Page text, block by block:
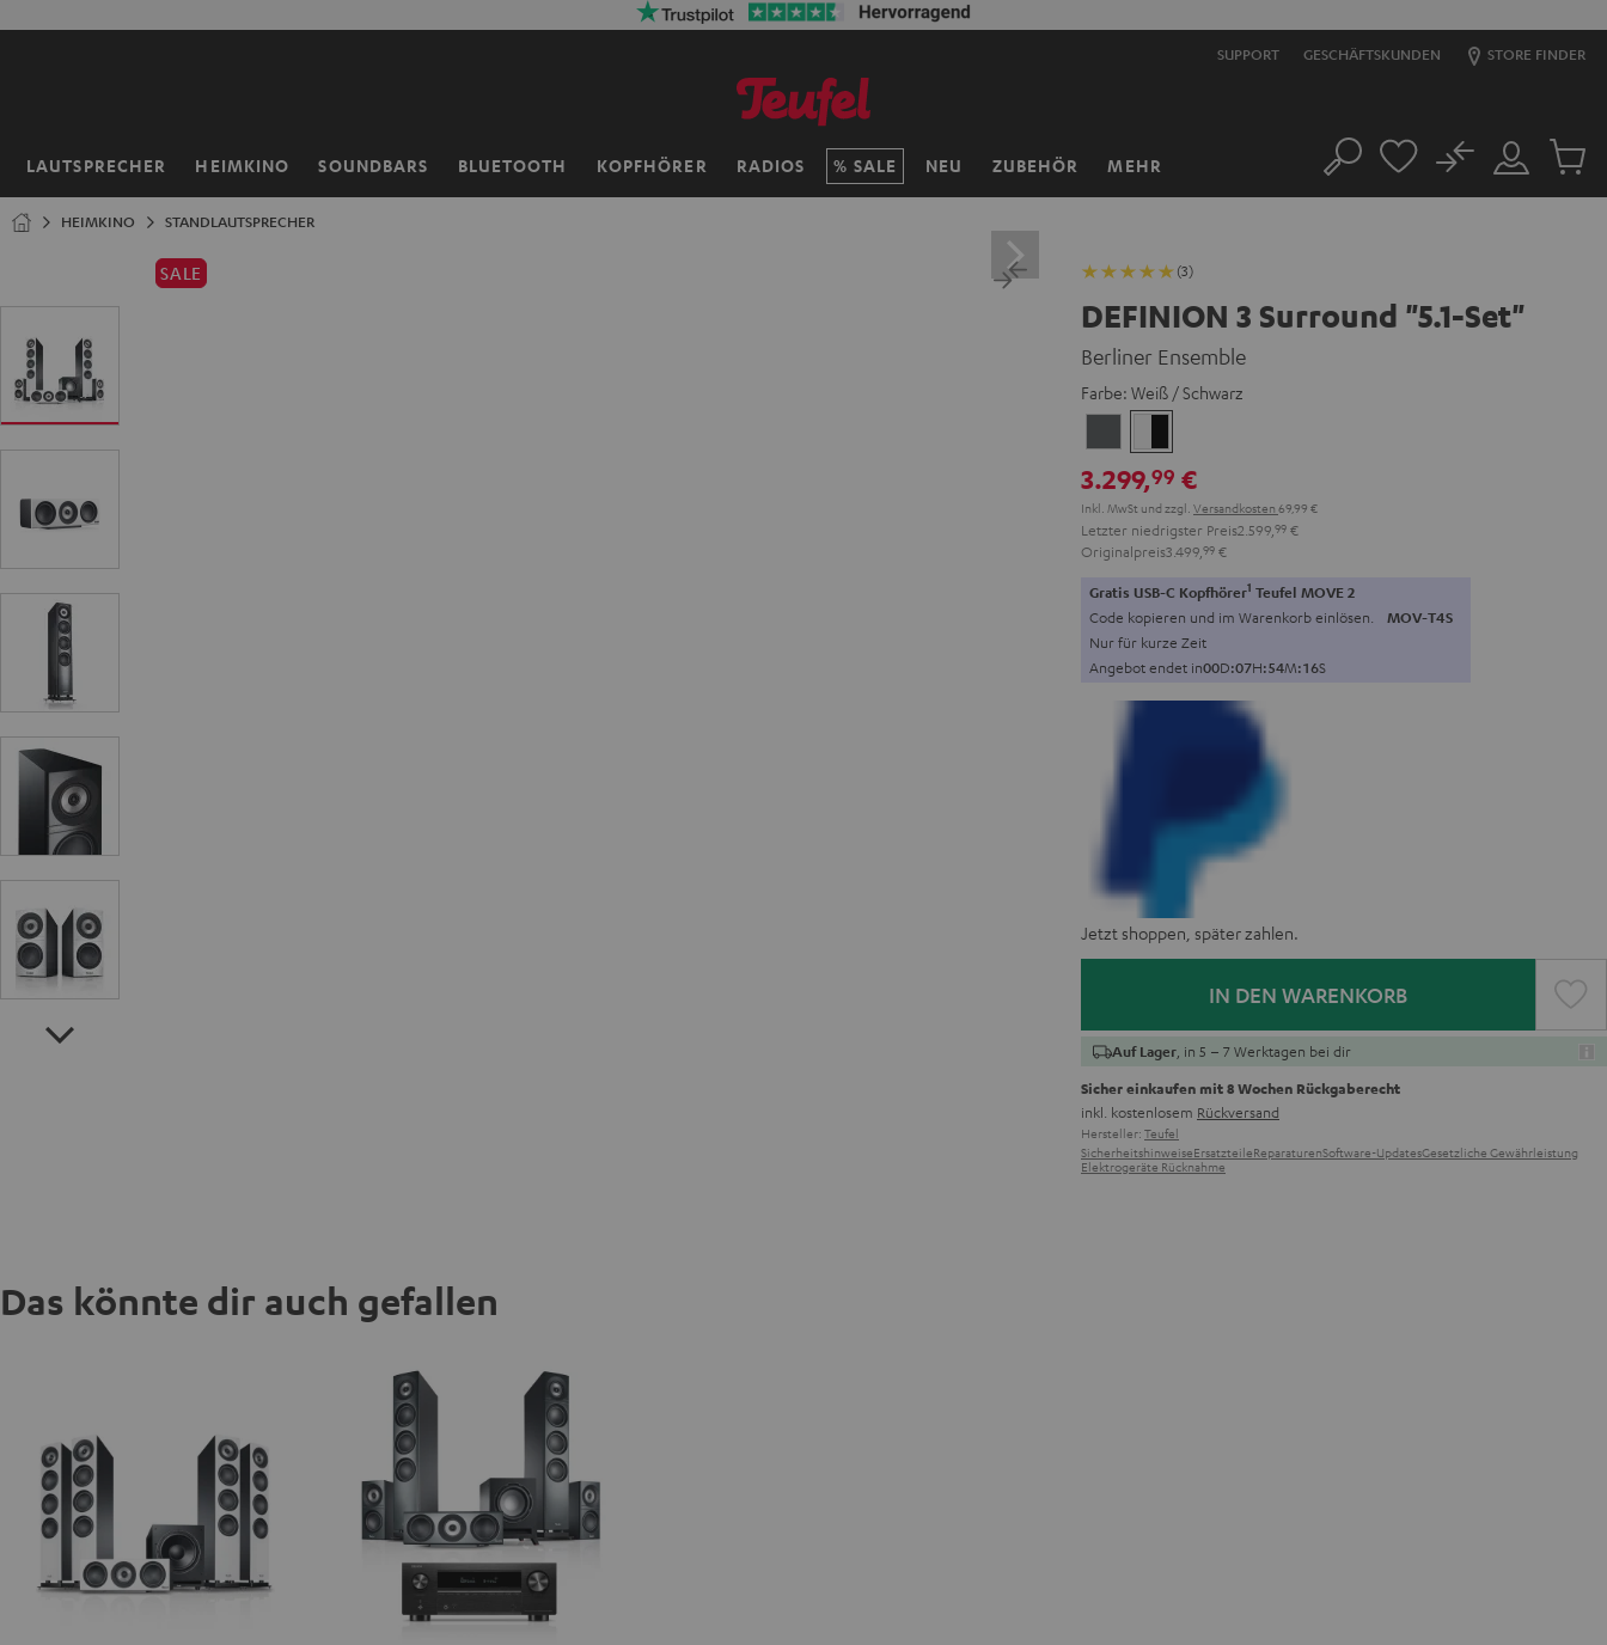
SUPPORT GESCHÄFTSKUNDEN STORE FINDER
LAUTSPRECHER HEIMKINO SOUNDBARS BLUETOOTH KOPFHÖRER RADIOS SALE NEU ZUBEHÖR MEHR
Startseite Suche
Mein
Konto
No
Artikel
HEIMKINO STANDLAUTSPRECHER
SALE (3)
DEFINION 3 Surround "5.1-Set"
Berliner Ensemble
Farbe: Weiß / Schwarz
/
Schwarz
3.299,99 €
Inkl. MwSt und zzgl. Versandkosten 69,99 €
Letzter niedrigster Preis2.599, 99 €
Originalpreis3.499, 99 €
Gratis USB-C Kopfhörer1 Teufel MOVE 2
Code kopieren und im Warenkorb einlösen. MOV-T4S
Nur für kurze Zeit
Angebot endet in00D:07H:54M:14S
Jetzt shoppen, später zahlen.
IN DEN WARENKORB
Auf Lager , in 5 – 7 Werktagen bei dir
Sicher einkaufen mit 8 Wochen Rückgaberecht
inkl. kostenlosem Rückversand
Hersteller: Teufel
SicherheitshinweiseErsatzteileReparaturenSoftware-UpdatesGesetzliche Gewährleistung
Elektrogeräte Rücknahme
Das könnte dir auch gefallen